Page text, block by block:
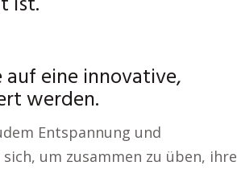
eine innovative,
werden.
Entspannung und
um zusammen zu üben, ihre